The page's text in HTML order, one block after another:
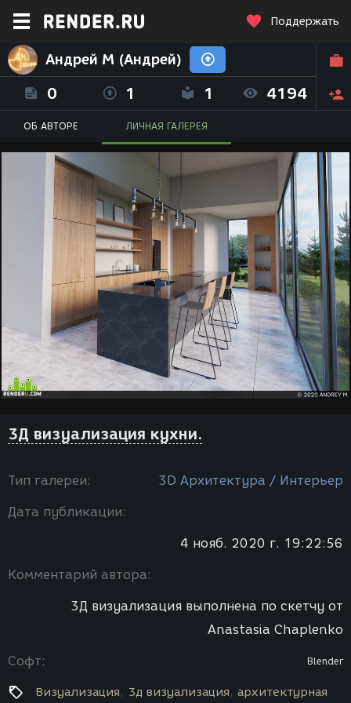
Поддержать
Андрей М (Андрей)
0 1 1 4194
ОБ АВТОРЕ ЛИЧНАЯ ГАЛЕРЕЯ
3Д визуализация кухни.
Тип галереи: 3D Архитектура / Интерьер
Дата публикации:
4 нояб. 2020 г. 19:22:56
Комментарий автора:
3Д визуализация выполнена по скетчу от
Anastasia Chaplenko
Софт: Blender
Визуализация 3д визуализация архитектурная